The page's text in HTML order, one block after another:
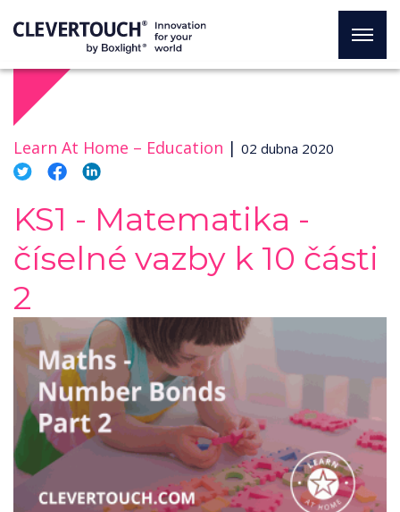
Learn At Home – Education | 02 dubna 2020
KS1 - Matematika -
číselné vazby k 10 části
2